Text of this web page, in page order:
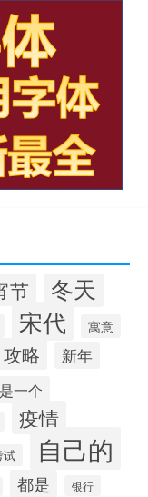
节 冬天
宋代 寓意
攻略 新年
是一个
疫情
试 自己的
都是 银行